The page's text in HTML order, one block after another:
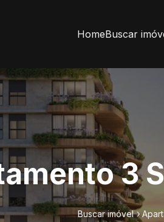
HomeBuscar
3
Buscar imóvel